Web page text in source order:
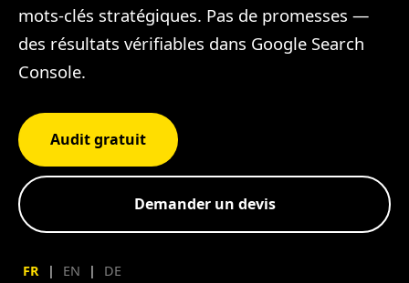
mots-clés stratégiques. Pas de promesses —
des résultats vérifiables dans Google Search
Console.
Audit gratuit
Demander un devis
FR | EN | DE